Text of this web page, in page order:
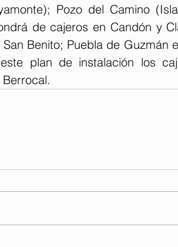
Pozo del Camino
de cajeros en Candón y
Benito; Puebla de Guzmán
plan de instalación los